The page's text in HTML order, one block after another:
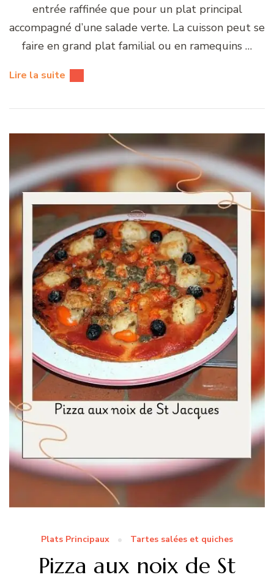
entrée raffinée que pour un plat principal
accompagné d’une salade verte. La cuisson peut se
faire en grand plat familial ou en ramequins …
Lire la suite
Plats Principaux Tartes salées et quiches
Pizza aux noix de St